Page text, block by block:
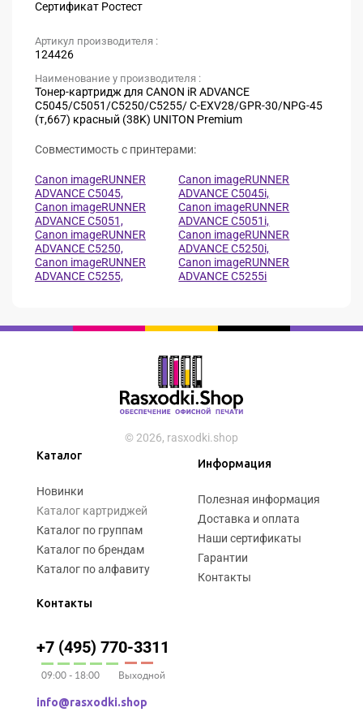
Сертификат Ростест
Артикул производителя :
124426
Наименование у производителя :
Тонер-картридж для CANON iR ADVANCE
C5045/C5051/C5250/C5255/ C-EXV28/GPR-30/NPG-45
(т,667) красный (38K) UNITON Premium
Совместимость с принтерами:
Canon imageRUNNER
ADVANCE C5045,
Canon imageRUNNER
ADVANCE C5045i,
Canon imageRUNNER
ADVANCE C5051,
Canon imageRUNNER
ADVANCE C5051i,
Canon imageRUNNER
ADVANCE C5250,
Canon imageRUNNER
ADVANCE C5250i,
Canon imageRUNNER
ADVANCE C5255,
Canon imageRUNNER
ADVANCE C5255i
© 2026, rasxodki.shop
Каталог
Новинки
Каталог картриджей
Каталог по группам
Каталог по брендам
Каталог по алфавиту
Информация
Полезная информация
Доставка и оплата
Наши сертификаты
Гарантии
Контакты
Контакты
+7 (495) 770-3311
09:00 - 18:00 Выходной
info@rasxodki.shop